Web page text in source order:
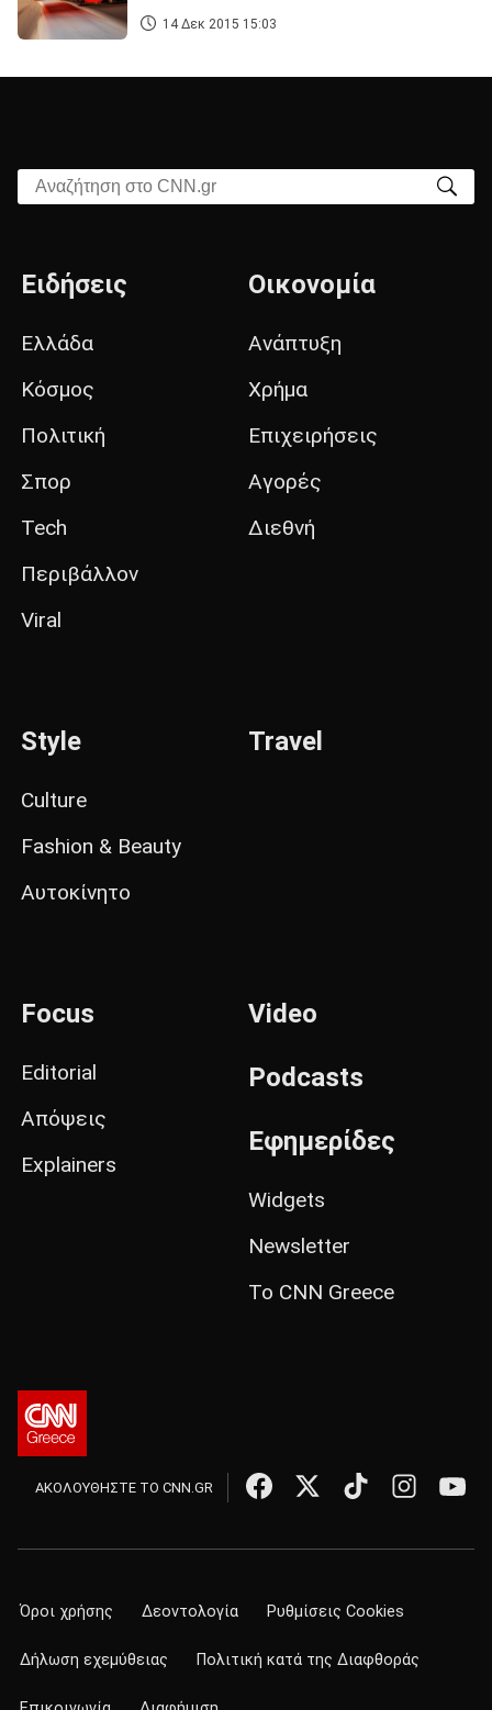
14 Δεκ 2015 15:03
Αναζήτηση στο CNN.gr
Ειδήσεις
Ελλάδα
Κόσμος
Πολιτική
Σπορ
Tech
Περιβάλλον
Viral
Οικονομία
Ανάπτυξη
Χρήμα
Επιχειρήσεις
Αγορές
Διεθνή
Style
Culture
Fashion & Beauty
Αυτοκίνητο
Travel
Focus
Editorial
Απόψεις
Explainers
Video
Podcasts
Εφημερίδες
Widgets
Newsletter
Το CNN Greece
ΑΚΟΛΟΥΘΗΣΤΕ ΤΟ CNN.GR
Όροι χρήσης Δεοντολογία Ρυθμίσεις Cookies
Δήλωση εχεμύθειας Πολιτική κατά της Διαφθοράς